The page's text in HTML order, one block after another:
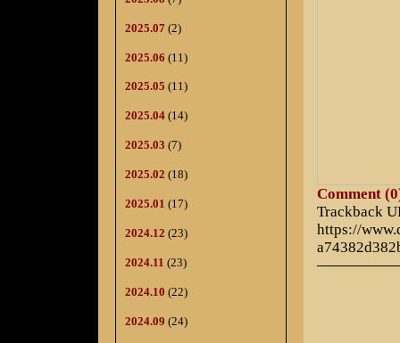
2025.07 (2)
2025.06 (11)
2025.05 (11)
2025.04 (14)
2025.03 (7)
2025.02 (18)
2025.01 (17)
2024.12 (23)
2024.11 (23)
2024.10 (22)
2024.09 (24)
Comment
Trackback
https://